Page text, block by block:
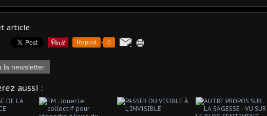
article
Repost 0
la newsletter
aussi :